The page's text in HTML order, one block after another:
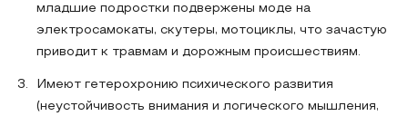
младшие подростки подвержены моде на
электросамокаты, скутеры, мотоциклы, что зачастую
приводит к травмам и дорожным происшествиям.
Имеют гетерохронию психического развития
(неустойчивость внимания и логического мышления,